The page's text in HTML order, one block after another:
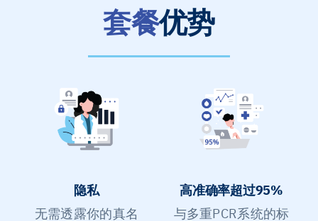
套餐优势
隐私
无需透露你的真名
高准确率超过95%
与多重PCR系统的标